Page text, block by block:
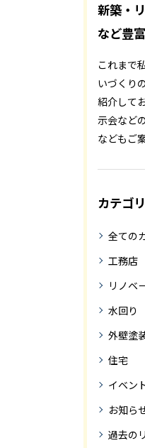
新築・
など豊
これまで
いづくり
紹介して
示会など
などもご
カテゴ
全ての
工務店
リノベ
水回り
外壁塗
住宅
イベン
お知ら
過去の